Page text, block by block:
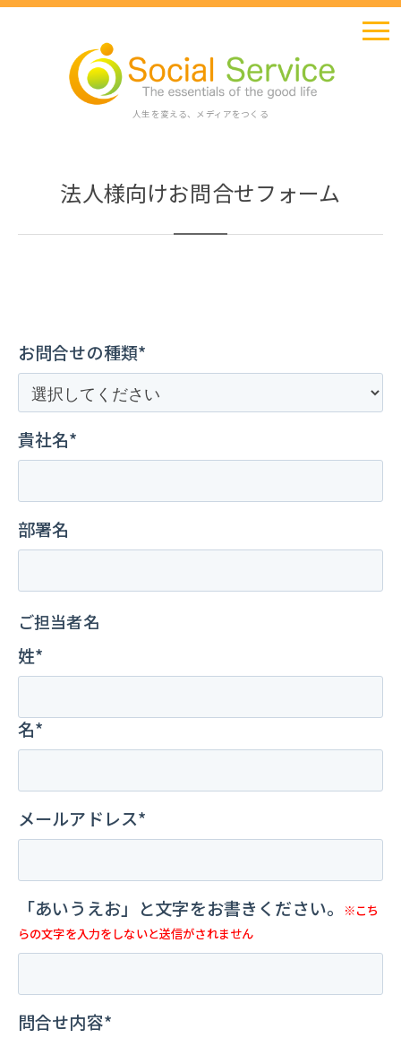
人生を変える、メディアをつくる
法人様向けお問合せフォーム
お問合せの種類*
貴社名*
部署名
ご担当者名
姓*
名*
メールアドレス*
「あいうえお」と文字をお書きください。
※こち
らの文字を入力をしないと送信がされません
問合せ内容*